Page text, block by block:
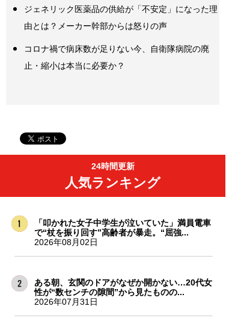
ジェネリック医薬品の供給が「不安定」になった理
由とは？メーカー幹部からは怒りの声
コロナ禍で病床数が足りない今、自衛隊病院の廃
止・縮小は本当に必要か？
24時間更新
人気ランキング
「叩かれた女子中学生が泣いていた」満員電車
で“杖を振り回す”高齢者が暴走。“屈強...
2026年08月02日
ある朝、玄関のドアがなぜか開かない…20代女
性が“数センチの隙間”から見たものの...
2026年07月31日